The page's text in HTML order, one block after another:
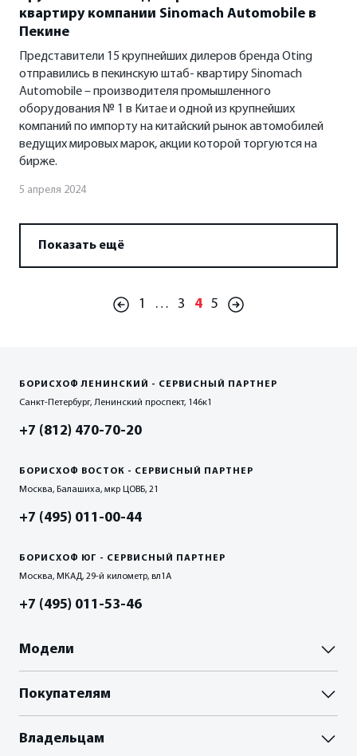
квартиру компании Sinomach Automobile в
Пекине
Представители 15 крупнейших дилеров бренда Oting
отправились в пекинскую штаб- квартиру Sinomach
Automobile – производителя промышленного
оборудования № 1 в Китае и одной из крупнейших
компаний по импорту на китайский рынок автомобилей
ведущих мировых марок, акции которой торгуются на
бирже.
5 апреля 2024
Показать ещё
1 … 3 4 5
БОРИСХОФ ЛЕНИНСКИЙ - СЕРВИСНЫЙ ПАРТНЕР
Санкт-Петербург, Ленинский проспект, 146к1
+7 (812) 470-70-20
БОРИСХОФ ВОСТОК - СЕРВИСНЫЙ ПАРТНЕР
Москва, Балашиха, мкр ЦОВБ, 21
+7 (495) 011-00-44
БОРИСХОФ ЮГ - СЕРВИСНЫЙ ПАРТНЕР
Москва, МКАД, 29-й километр, вл1А
+7 (495) 011-53-46
Модели
Палассо
Покупателям
Пройти тест-драйв
Владельцам